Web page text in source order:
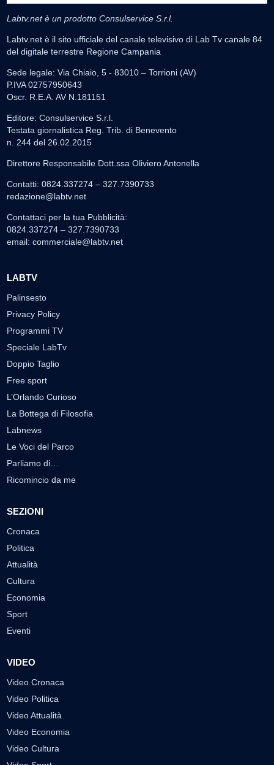
Labtv.net è un prodotto Consulservice S.r.l.
Labtv.net è il sito ufficiale del canale televisivo di Lab Tv canale 84
del digitale terrestre Regione Campania
Sede legale: Via Chiaio, 5 - 83010 – Torrioni (AV)
P.IVA 02757950643
Oscr. R.E.A. AV N.181151
Editore: Consulservice S.r.l.
Testata giornalistica Reg. Trib. di Benevento
n. 244 del 26.02.2015
Direttore Responsabile Dott.ssa Oliviero Antonella
Contatti: 0824.337274 – 327.7390733
redazione@labtv.net
Contattaci per la tua Pubblicità:
0824.337274 – 327.7390733
email: commerciale@labtv.net
LABTV
Palinsesto
Privacy Policy
Programmi TV
Speciale LabTv
Doppio Taglio
Free sport
L’Orlando Curioso
La Bottega di Filosofia
Labnews
Le Voci del Parco
Parliamo di…
Ricomincio da me
SEZIONI
Cronaca
Politica
Attualità
Cultura
Economia
Sport
Eventi
VIDEO
Video Cronaca
Video Politica
Video Attualità
Video Economia
Video Cultura